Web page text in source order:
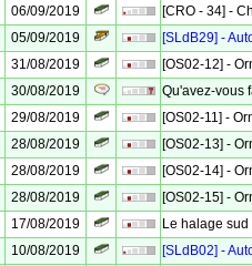
06/09/2019
[CRO - 34] -
05/09/2019
[SLdB29] -
31/08/2019
[OS02-12] -
30/08/2019
Qu'avez-vous
29/08/2019
[OS02-11] -
28/08/2019
[OS02-13] -
28/08/2019
[OS02-14] -
28/08/2019
[OS02-15] -
17/08/2019
Le halage
10/08/2019
[SLdB02] -